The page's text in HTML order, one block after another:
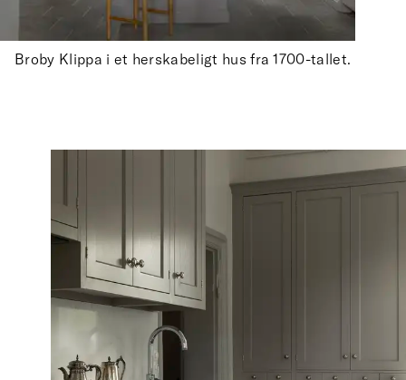
Broby Klippa i et herskabeligt hus fra 1700-tallet.